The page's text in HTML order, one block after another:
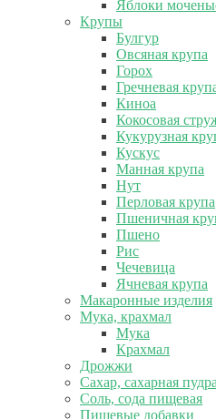
Яблоки
Крупы
Булгур
Овсяная крупа
Горох
Гречневая
Киноа
Кокосовая
Кукурузная
Кускус
Манная крупа
Нут
Перловая крупа
Пшеничная
Пшено
Рис
Чечевица
Ячневая крупа
Макаронные изделия
Мука, крахмал
Мука
Крахмал
Дрожжи
Сахар, сахарная
Соль, сода пищевая
Пищевые добавки